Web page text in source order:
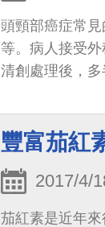
頭頸部癌症常
等。病人接受
清創處理後，
豐富茄紅
2017/4/
茄紅素是近年